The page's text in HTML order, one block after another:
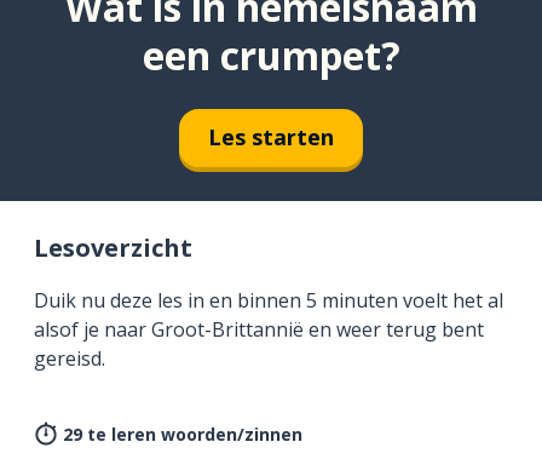
een crumpet?
Les starten
Lesoverzicht
Duik nu deze les in en binnen 5 minuten voelt het al
alsof je naar Groot-Brittannië en weer terug bent
gereisd.
29 te leren woorden/zinnen